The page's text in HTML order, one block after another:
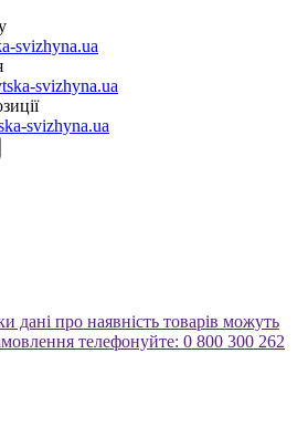
svizhyna.ua
svizhyna.ua
svizhyna.ua
дані про наявність товарів можуть
телефонуйте: 0 800 300 262